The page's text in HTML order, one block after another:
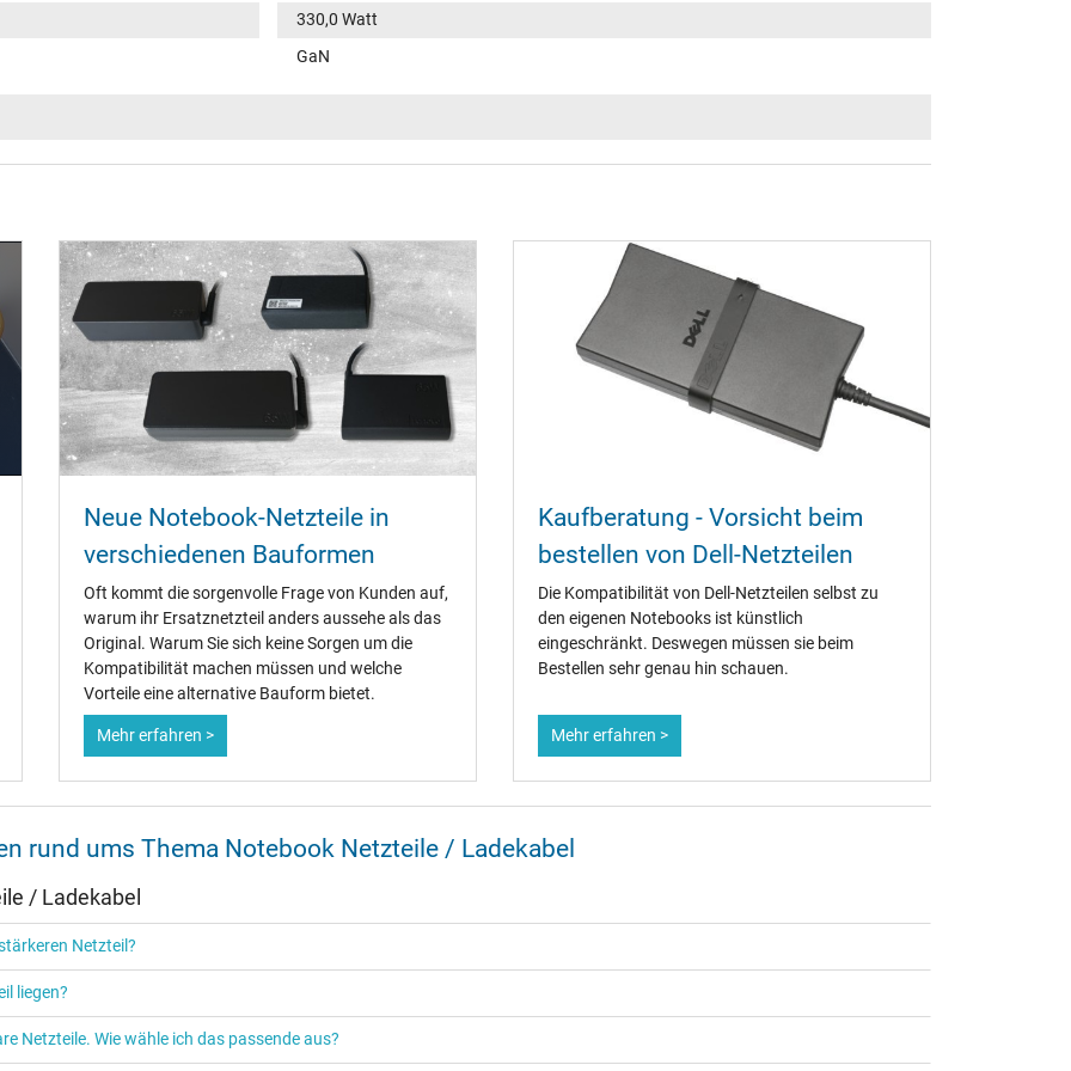
330,0 Watt
GaN
Funktions-LED im Stecker
rund / 180° gerade
12,7 mm
7,4 mm / 5,0 mm
Ja
1.00 m
184 mm / 86 mm / 25 mm
Ja
PSE
SEC
TÜV Argentina Certificado
sowie auch mit vielen Dell Modellen:
Neue Notebook-Netzteile in
verschiedenen Bauformen
Oft kommt die sorgenvolle Frage von Kunden auf,
warum ihr Ersatznetzteil anders aussehe als das
Original. Warum Sie sich keine Sorgen um die
Kompatibilität machen müssen und welche
Vorteile eine alternative Bauform bietet.
Mehr erfahren >
Kaufberatung - Vorsicht beim
bestellen von Dell-Netzteilen
Die Kompatibilität von Dell-Netzteilen selbst zu
den eigenen Notebooks ist künstlich
eingeschränkt. Deswegen müssen sie beim
Bestellen sehr genau hin schauen.
Mehr erfahren >
rund ums Thema Notebook Netzteile / Ladekabel
/ Ladekabel
Netzteil?
liegen?
Netzteile. Wie wähle ich das passende aus?